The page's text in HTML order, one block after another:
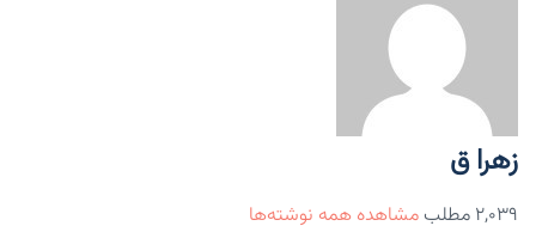
زهرا ق
۲,۰۳۹ مطلب
مشاهده همه نوشته‌ها